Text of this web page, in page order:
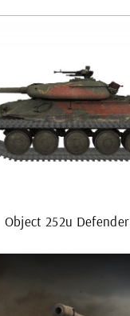
Object 252u Defender